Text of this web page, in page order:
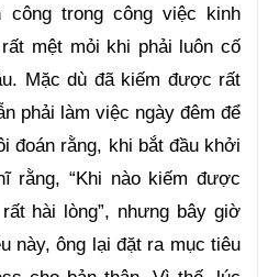
công trong công việc kinh
mệt mỏi khi phải luôn cố
Mặc dù đã kiếm được rất
phải làm việc ngày đêm để
đoán rằng, khi bắt đầu khởi
rằng, “Khi nào kiếm được
hài lòng”, nhưng bây giờ
này, ông lại đặt ra mục tiêu